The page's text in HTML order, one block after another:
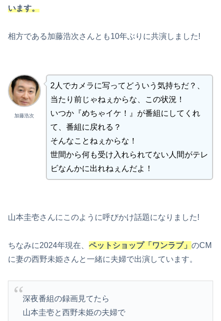
います。
相方である加藤浩次さんとも10年ぶりに共演しました!
加藤浩次
2人でカメラに写ってどういう気持ちだ？、
当たり前じゃねぇからな、この状況！
いつか『めちゃイケ！』が番組にしてくれ
て、番組に戻れる？
そんなことねぇからな！
世間から何も受け入れられてない人間がテレ
ビなんかに出れねぇんだよ！
山本圭壱さんにこのように呼びかけ話題になりました!
ちなみに2024年現在、 ペットショップ「ワンラブ」 のCM
に妻の西野未姫さんと一緒に夫婦で出演しています。
深夜番組の録画見てたら
山本圭壱と西野未姫の夫婦で